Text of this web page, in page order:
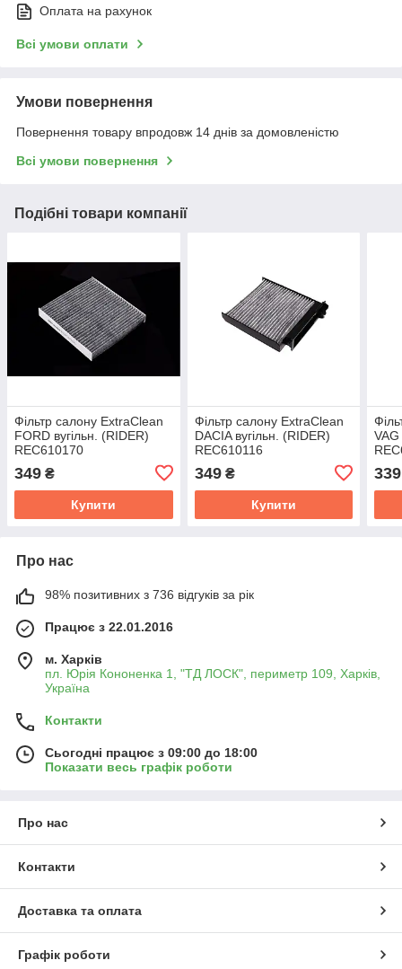
Оплата на рахунок
Всі умови оплати
Умови повернення
Повернення товару впродовж 14 днів за домовленістю
Всі умови повернення
Подібні товари компанії
Фільтр салону ExtraClean
FORD вугільн. (RIDER)
REC610170
349 ₴
Купити
Фільтр салону ExtraClean
DACIA вугільн. (RIDER)
REC610116
349₴
Купити
VAG
339
Про нас
98% позитивних з 736 відгуків за рік
Працює з 22.01.2016
м. Харків
пл. Юрія Кононенка 1, "ТД ЛОСК", периметр 109, Харків,
Україна
Контакти
Сьогодні працює з 09:00 до 18:00
Показати весь графік роботи
Про нас
Контакти
Доставка та оплата
Графік роботи